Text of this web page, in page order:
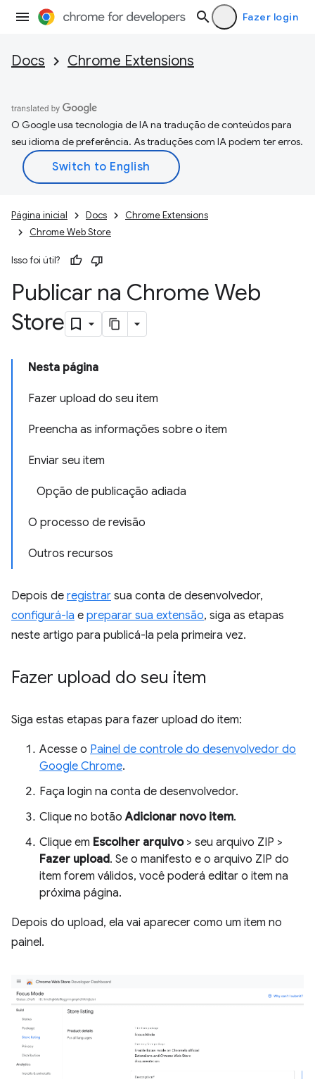
Fazer login
Docs Chrome Extensions
O Google usa tecnologia de IA na tradução de conteúdos para
seu idioma de preferência. As traduções com IA podem ter erros.
Página inicial Docs
Chrome Extensions
Chrome Web Store
Isso foi útil?
Publicar na Chrome Web
Store
Nesta página
Fazer upload do seu item
Preencha as informações sobre o item
Enviar seu item
Opção de publicação adiada
O processo de revisão
Outros recursos
Depois de registrar sua conta de desenvolvedor,
configurá-la e preparar sua extensão, siga as etapas
neste artigo para publicá-la pela primeira vez.
Fazer upload do seu item
Siga estas etapas para fazer upload do item:
Acesse o Painel de controle do desenvolvedor do
Google Chrome.
Faça login na conta de desenvolvedor.
Clique no botãoAdicionar novo item.
Clique em Escolher arquivo> seu arquivo ZIP >
Fazer upload. Se o manifesto e o arquivo ZIP do
item forem válidos, você poderá editar o item na
próxima página.
Depois do upload, ela vai aparecer como um item no
painel.